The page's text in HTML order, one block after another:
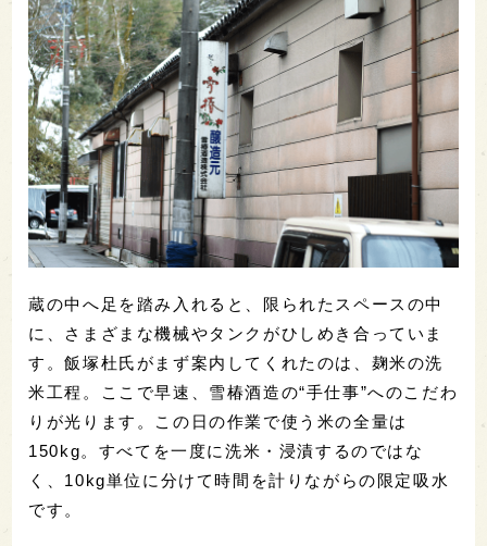
蔵の中へ足を踏み入れると、限られたスペースの中
に、さまざまな機械やタンクがひしめき合っていま
す。飯塚杜氏がまず案内してくれたのは、麹米の洗
米工程。ここで早速、雪椿酒造の“手仕事”へのこだわ
りが光ります。この日の作業で使う米の全量は
150kg。すべてを一度に洗米・浸漬するのではな
く、10kg単位に分けて時間を計りながらの限定吸水
です。